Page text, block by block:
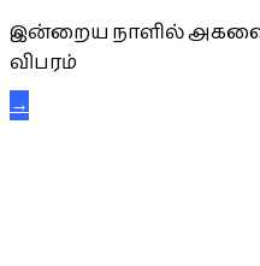
இன்றைய நாளில்
விபரம்
→